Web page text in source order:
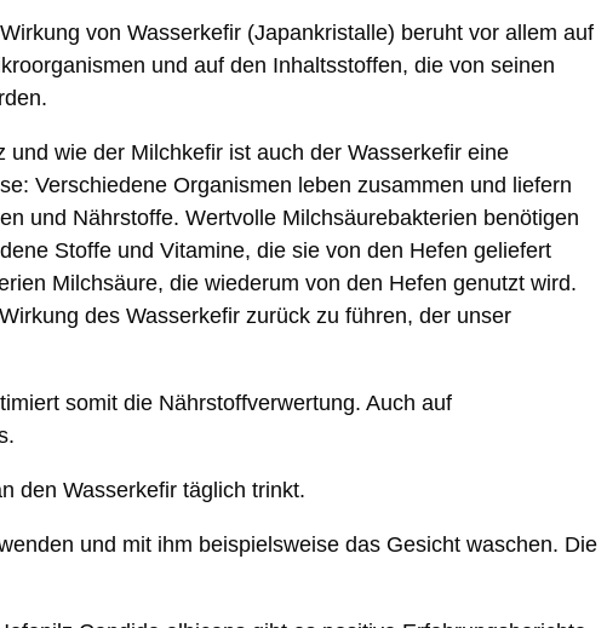
von Wasserkefir (Japankristalle) beruht vor allem auf
und auf den Inhaltsstoffen, die von seinen
wie der Milchkefir ist auch der Wasserkefir eine
Verschiedene Organismen leben zusammen und liefern
und Nährstoffe. Wertvolle Milchsäurebakterien benötigen
Stoffe und Vitamine, die sie von den Hefen geliefert
Milchsäure, die wiederum von den Hefen genutzt wird.
des Wasserkefir zurück zu führen, der unser
somit die Nährstoffverwertung. Auch auf
den Wasserkefir täglich trinkt.
und mit ihm beispielsweise das Gesicht waschen. Die